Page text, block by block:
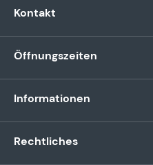
Kontakt
Öffnungszeiten
Informationen
Rechtliches